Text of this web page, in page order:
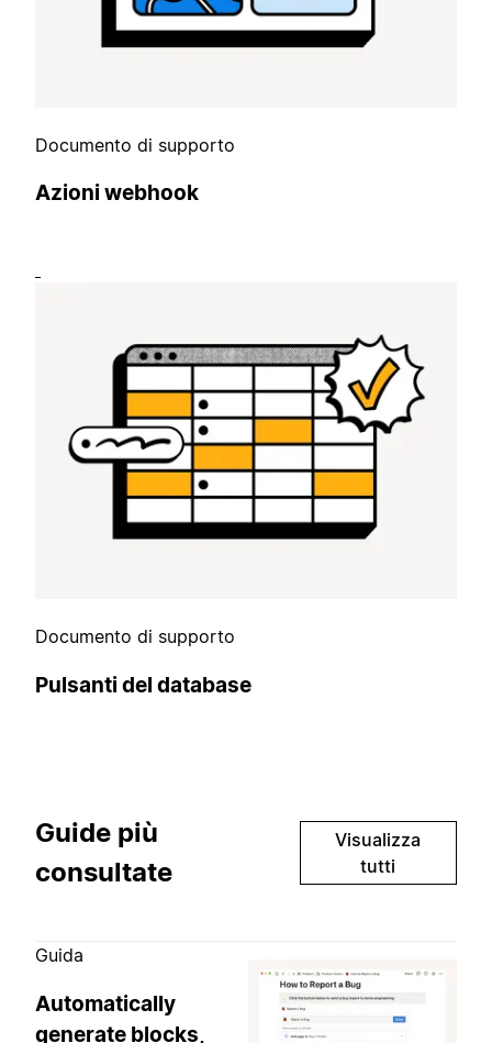
Documento di supporto
Azioni webhook
Documento di supporto
Pulsanti del database
Guide più
consultate
Visualizza
tutti
Guida
Automatically
generate blocks,